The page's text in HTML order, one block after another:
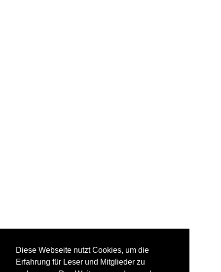
Diese Webseite nutzt Cookies, um die
Erfahrung für Leser und Mitglieder zu